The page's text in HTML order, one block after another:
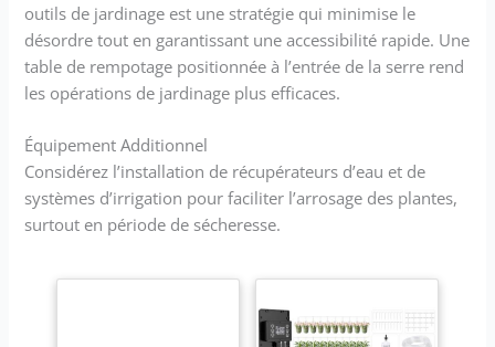
outils de jardinage est une stratégie qui minimise le
désordre tout en garantissant une accessibilité rapide. Une
table de rempotage positionnée à l’entrée de la serre rend
les opérations de jardinage plus efficaces.
Équipement Additionnel
Considérez l’installation de récupérateurs d’eau et de
systèmes d’irrigation pour faciliter l’arrosage des plantes,
surtout en période de sécheresse.